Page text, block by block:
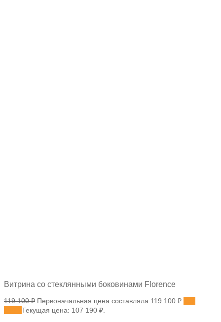
Витрина со стеклянными боковинами Florence
119 100₽ Первоначальная цена составляла 119 100 ₽.
Текущая цена: 107 190 ₽.